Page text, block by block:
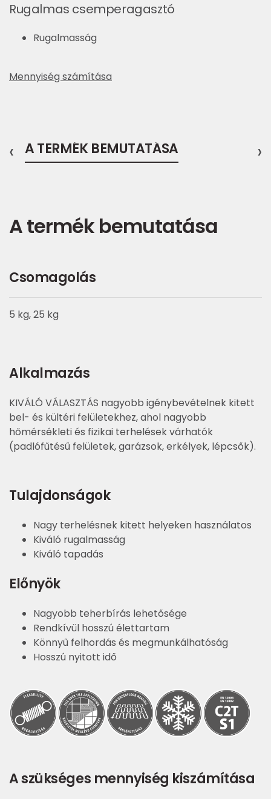
Rugalmas csemperagasztó
Rugalmasság
Mennyiség számítása
A TERMÉK BEMUTATÁSA
‹ ›
A termék bemutatása
Csomagolás
5 kg, 25 kg
Alkalmazás
KIVÁLÓ VÁLASZTÁS nagyobb igénybevételnek kitett
bel- és kültéri felületekhez, ahol nagyobb
hőmérsékleti és fizikai terhelések várhatók
(padlófűtésű felületek, garázsok, erkélyek, lépcsők).
Tulajdonságok
Nagy terhelésnek kitett helyeken használatos
Kiváló rugalmasság
Kiváló tapadás
Előnyök
Nagyobb teherbírás lehetősége
Rendkívül hosszú élettartam
Könnyű felhordás és megmunkálhatóság
Hosszú nyitott idő
A szükséges mennyiség kiszámítása